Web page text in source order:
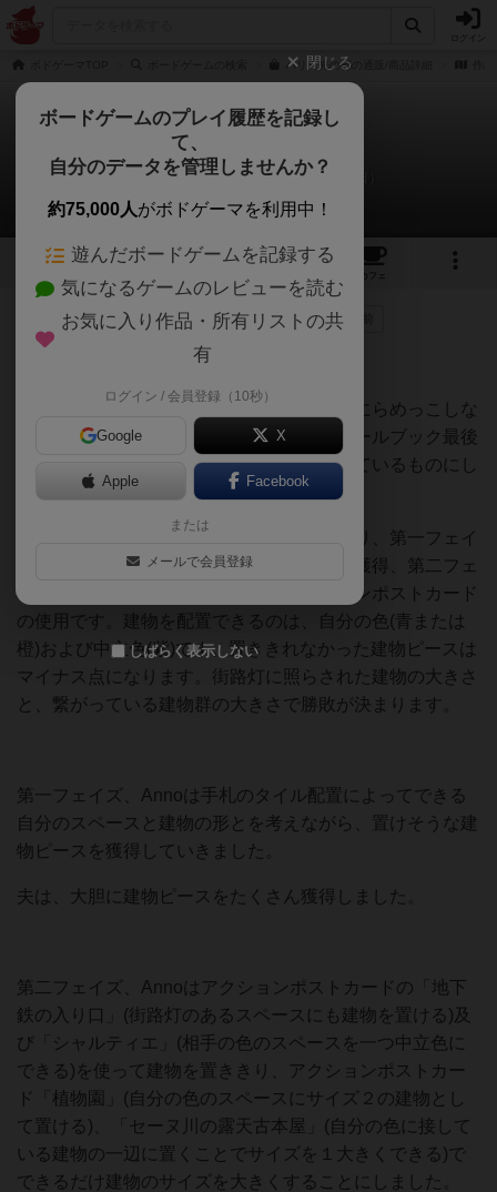
パリ－光の都の通販/商品詳細
パリ：光の都
Anno、夫のリプレイ日記（2020年5月4日）
6 7
カフェ
179名が参考 3名がナイス 0 6年以上前
Annoと夫で遊びました。
二人とも初めて遊ぶので、ルールブックとにらめっこしな
がらです。アクションポストカードは、ルールブック最後
に載っている、最初の数ゲームで推奨されているものにし
ました。
このゲームは二つのフェイズに分かれており、第一フェイ
ズは手札タイルの配置および建物ピースの獲得、第二フェ
イズは獲得した建物の配置およびアクションポストカード
の使用です。建物を配置できるのは、自分の色(青または
橙)および中立色(紫)です。置ききれなかった建物ピースは
マイナス点になります。街路灯に照らされた建物の大きさ
と、繋がっている建物群の大きさで勝敗が決まります。
第一フェイズ、Annoは手札のタイル配置によってできる
自分のスペースと建物の形とを考えながら、置けそうな建
物ピースを獲得していきました。
夫は、大胆に建物ピースをたくさん獲得しました。
第二フェイズ、Annoはアクションポストカードの「地下
鉄の入り口」(街路灯のあるスペースにも建物を置ける)及
び「シャルティエ」(相手の色のスペースを一つ中立色に
できる)を使って建物を置ききり、アクションポストカー
ド「植物園」(自分の色のスペースにサイズ２の建物とし
て置ける)、「セーヌ川の露天古本屋」(自分の色に接して
いる建物の一辺に置くことでサイズを１大きくできる)で
できるだけ建物のサイズを大きくすることにしました。
閉じる
ボードゲームのプレイ履歴を記録し
て、
自分のデータを管理しませんか？
約75,000人がボドゲーマを利用中！
遊んだボードゲームを記録する
気になるゲームのレビューを読む
お気に入り作品・所有リストの共
有
ログイン / 会員登録（10秒）
Google X
Apple Facebook
または
メールで会員登録
しばらく表示しない